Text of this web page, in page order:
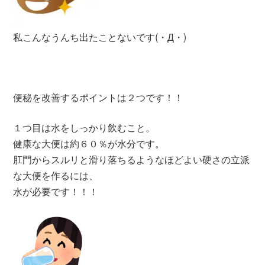
私こんなうんち出たことないです(・Д・)
便秘を改善するポイントは２つです！！
１つ目は水をしっかり飲むこと。
健康な大便は約６０％が水分です。
肛門からスルリと滑り落ちるようなほどよい硬さの立派
な大便を作るには、
水が必要です！！！